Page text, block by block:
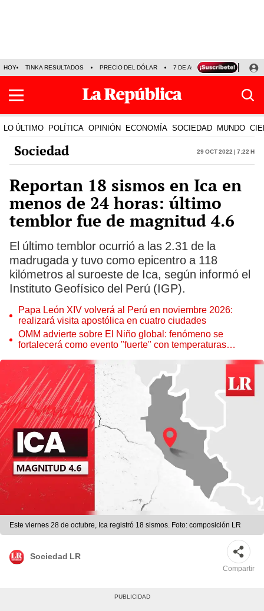
HOY TINKA RESULTADOS PRECIO DEL DÓLAR 7 DE AGOSTO OLLANTA
LO ÚLTIMO POLÍTICA OPINIÓN ECONOMÍA SOCIEDAD MUNDO
Sociedad 29 Oct 2022 | 7:22 h
Reportan 18 sismos en Ica en
menos de 24 horas: último
temblor fue de magnitud 4.6
El último temblor ocurrió a las 2.31 de la
madrugada y tuvo como epicentro a 118
kilómetros al suroeste de Ica, según informó el
Instituto Geofísico del Perú (IGP).
Papa León XIV volverá al Perú en noviembre 2026:
realizará visita apostólica en cuatro ciudades
OMM advierte sobre El Niño global: fenómeno se
fortalecerá como evento "fuerte" con temperaturas
Este viernes 28 de octubre, Ica registró 18 sismos. Foto: composición LR
Sociedad LR
Compartir